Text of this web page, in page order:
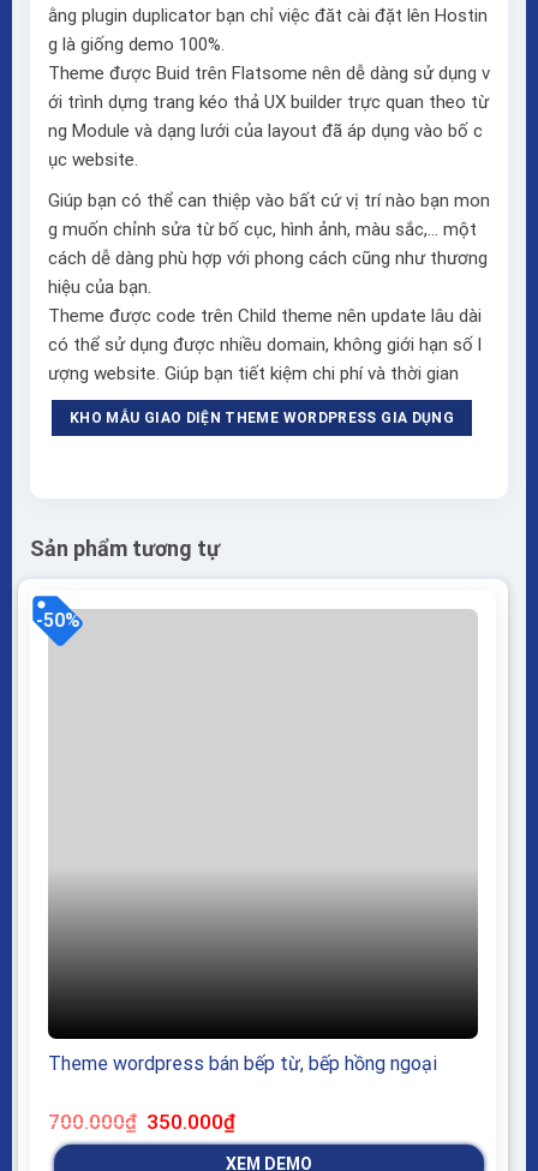
ằng plugin duplicator bạn chỉ việc đăt cài đặt lên Hostin
g là giống demo 100%.
Theme được Buid trên Flatsome nên dễ dàng sử dụng v
ới trình dựng trang kéo thả UX builder trực quan theo từ
ng Module và dạng lưới của layout đã áp dụng vào bố c
ục website.
Giúp bạn có thể can thiệp vào bất cứ vị trí nào bạn mon
g muốn chỉnh sửa từ bố cục, hình ảnh, màu sắc,… một
cách dễ dàng phù hợp với phong cách cũng như thương
hiệu của bạn.
Theme được code trên Child theme nên update lâu dài
có thể sử dụng được nhiều domain, không giới hạn số l
ượng website. Giúp bạn tiết kiệm chi phí và thời gian
KHO MẪU GIAO DIỆN THEME WORDPRESS GIA DỤNG
Sản phẩm tương tự
-50%
Theme wordpress bán bếp từ, bếp hồng ngoại
700.000₫ Giá
gốc
là:
350.000₫Giá
tại
là:
XEM DEMO